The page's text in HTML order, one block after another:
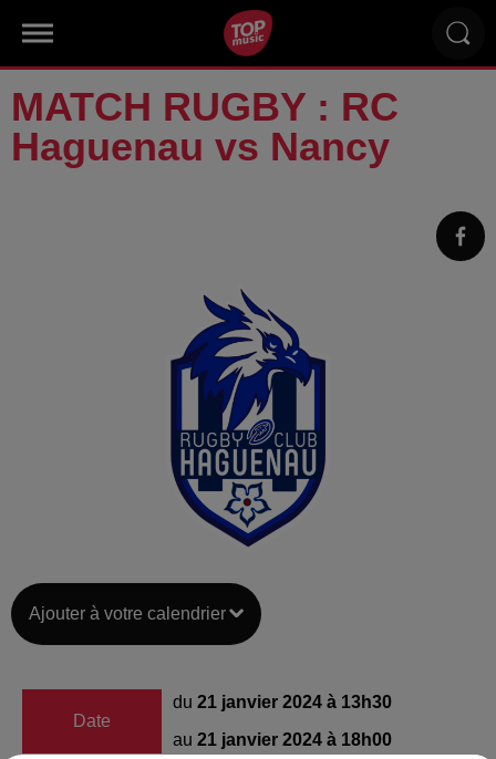
MATCH RUGBY : RC
Haguenau vs Nancy
Ajouter à votre calendrier
Date
du 21 janvier 2024 à 13h30
au 21 janvier 2024 à 18h00